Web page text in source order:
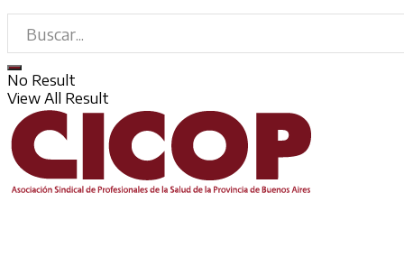
No Result
View All Result